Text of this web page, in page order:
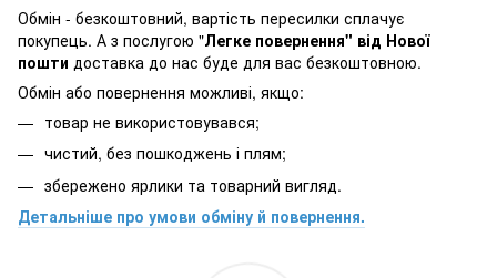
Обмін - безкоштовний, вартість пересилки сплачує
покупець. А з послугою "Легке повернення" від Нової
пошти доставка до нас буде для вас безкоштовною.
Обмін або повернення можливі, якщо:
товар не використовувався;
чистий, без пошкоджень і плям;
збережено ярлики та товарний вигляд.
Детальніше про умови обміну й повернення.